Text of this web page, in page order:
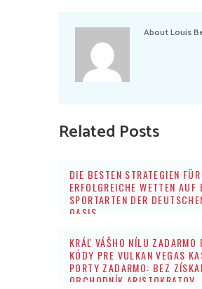
AboutLouis
Related Posts
DIE BESTEN STRATEGIEN FÜR
ERFOLGREICHE WETTEN AUF
SPORTARTEN DER
OASIS
KRÁĽ VÁŠHO NÍLU ZADARMO
KÓDY PRE VULKAN VEGAS
PORTY ZADARMO: BEZ
OBCHODNÍK ARISTOKRATOV